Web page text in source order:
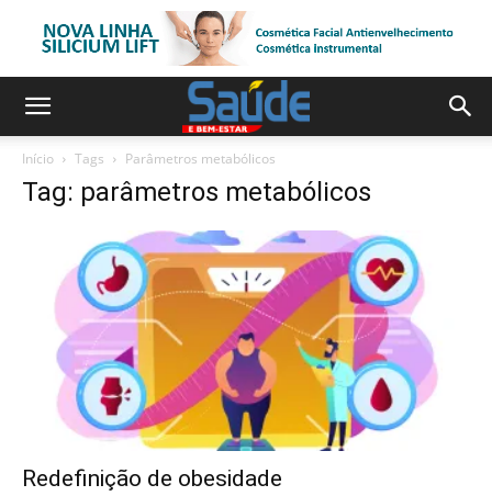
Início Tags Parâmetros metabólicos
Tag: parâmetros metabólicos
Redefinição de obesidade